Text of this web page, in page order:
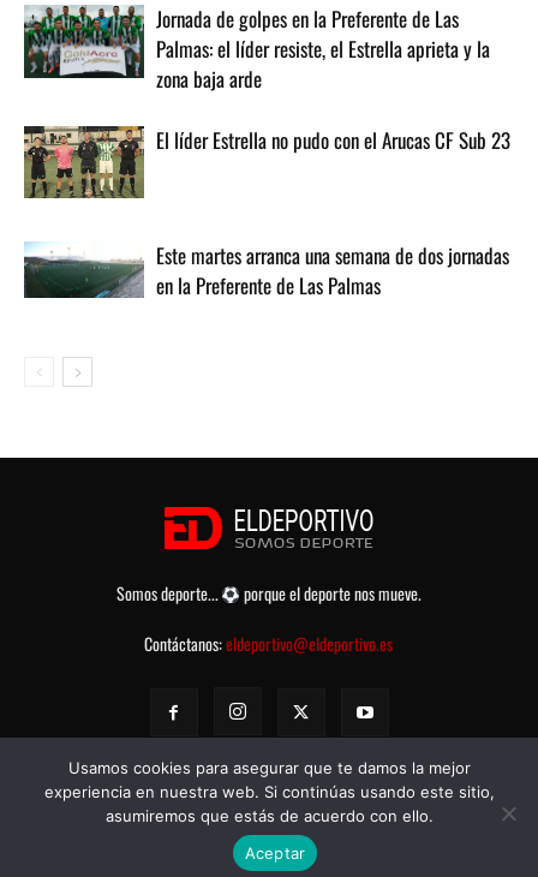
Jornada de golpes en la Preferente de Las
Palmas: el líder resiste, el Estrella aprieta y la
zona baja arde
El líder Estrella no pudo con el Arucas CF Sub 23
Este martes arranca una semana de dos jornadas
en la Preferente de Las Palmas
Somos deporte...
porque el deporte nos mueve.
Contáctanos:eldeportivo@eldeportivo.es
© eldeportivo.es 2008 - 2025 Todos los Derechos Reservados -
de Privacidad-Aviso legal
Usamos cookies para asegurar que te damos la mejor
experiencia en nuestra web. Si continúas usando este sitio,
asumiremos que estás de acuerdo con ello.
Aceptar